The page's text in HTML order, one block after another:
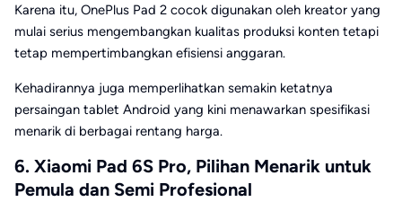
Karena itu, OnePlus Pad 2 cocok digunakan oleh kreator yang
mulai serius mengembangkan kualitas produksi konten tetapi
tetap mempertimbangkan efisiensi anggaran.
Kehadirannya juga memperlihatkan semakin ketatnya
persaingan tablet Android yang kini menawarkan spesifikasi
menarik di berbagai rentang harga.
6. Xiaomi Pad 6S Pro, Pilihan Menarik untuk
Pemula dan Semi Profesional